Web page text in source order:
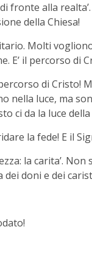
fronte alla
della Chiesa!
Molti
E’ il percorso di
di
nella luce, ma
ci da la luce
la fede! E il
la carita’.
doni e dei